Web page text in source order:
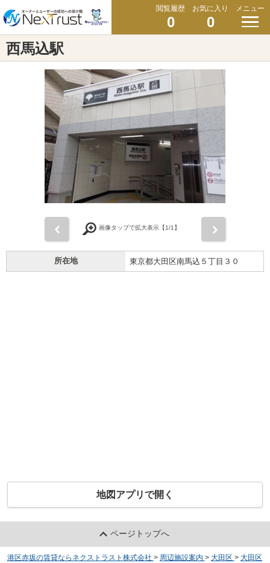
閲覧履歴
0
お気に入り
0
メニュー
西馬込駅
画像タップで拡大表示【1/1】
所在地 東京都大田区南馬込５丁目３０
地図アプリで開く
ページトップへ
港区赤坂の賃貸ならネクストラスト株式会社 > 周辺施設案内 > 大田区 > 大田区